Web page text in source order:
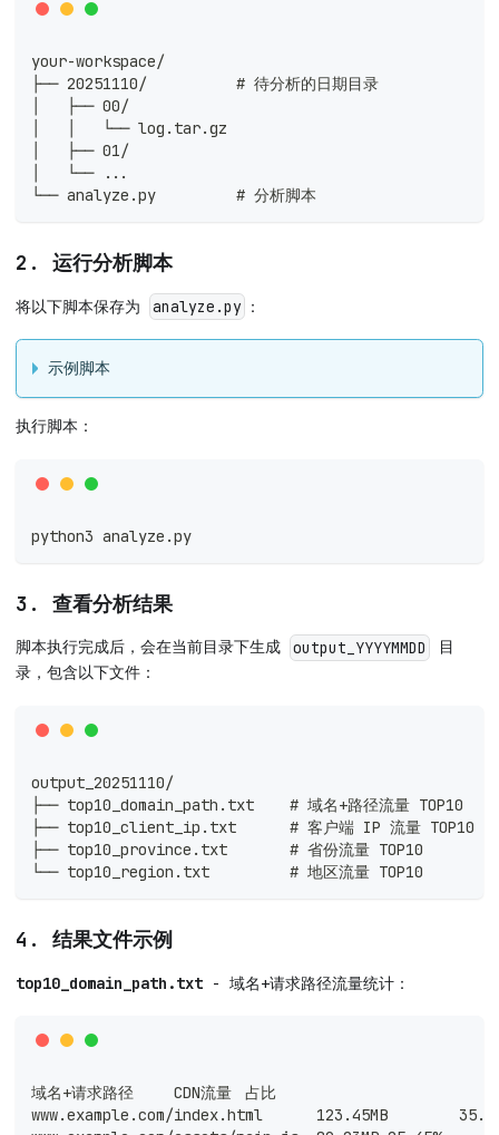
your-workspace/
├── 20251110/          # 待分析的日期目录
│   ├── 00/
│   │   └── log.tar.gz
│   ├── 01/
│   └── ...
└── analyze.py         # 分析脚本
2. 运行分析脚本
将以下脚本保存为 analyze.py ：
示例脚本
执行脚本：
python3 analyze.py
3. 查看分析结果
脚本执行完成后，会在当前目录下生成 output_YYYYMMDD
目
录，包含以下文件：
output_20251110/
├── top10_domain_path.txt    # 域名+路径流量 TOP10
├── top10_client_ip.txt      # 客户端 IP 流量 TOP10
├── top10_province.txt       # 省份流量 TOP10
└── top10_region.txt         # 地区流量 TOP10
4. 结果文件示例
top10_domain_path.txt - 域名+请求路径流量统计：
域名+请求路径	CDN流量	占比
www.example.com/index.html